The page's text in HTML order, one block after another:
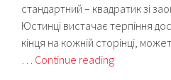
стандартний – квадратик зі
Юстинці вистачає терпіння
кінця на кожній сторінці,
… Continue readingКнижка